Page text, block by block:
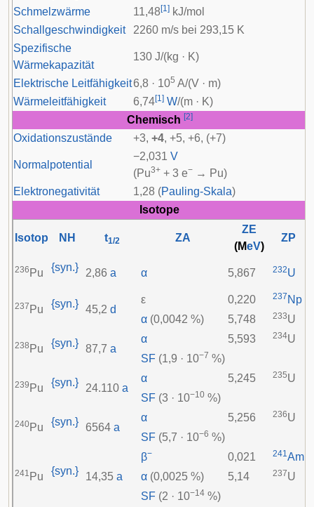
Schmelzwärme
11,48 [1] kJ/mol
Schallgeschwindigkeit
2260 m/s bei 293,15 K
Spezifische
Wärmekapazität
130 J/(kg · K)
Elektrische Leitfähigkeit6,8 · 105 A/(V · m)
Wärmeleitfähigkeit
6,74[1] W/(m · K)
Chemisch [2]
Oxidationszustände +3, +4, +5, +6, (+7)
Normalpotential
−2,031 V
(Pu3+ + 3 e− → Pu)
Elektronegativität
1,28 (Pauling-Skala)
Isotope
Isotop NH t1/2 ZA
ZE
(MeV)
ZP
236 Pu {syn.} 2,86 a α 5,867 232U
237 Pu {syn.} 45,2 d
ε 0,220 237 Np
α (0,0042 %) 5,748 233U
238 Pu {syn.} 87,7 a
α 5,593 234U
SF (1,9 · 10−7 %)
239 Pu {syn.} 24.110 a
α 5,245 235U
SF (3 · 10−10 %)
240Pu {syn.} 6564 a
α 5,256 236U
SF (5,7 · 10−6 %)
241 Pu {syn.} 14,35 a
β− 0,021 241Am
α (0,0025 %) 5,14 237U
SF (2 · 10−14 %)